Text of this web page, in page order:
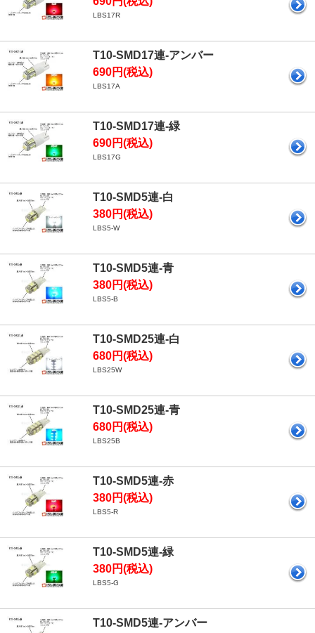
LBS17R
T10-SMD17連-アンバー
690円(税込)
LBS17A
T10-SMD17連-緑
690円(税込)
LBS17G
T10-SMD5連-白
380円(税込)
LBS5-W
T10-SMD5連-青
380円(税込)
LBS5-B
T10-SMD25連-白
680円(税込)
LBS25W
T10-SMD25連-青
680円(税込)
LBS25B
T10-SMD5連-赤
380円(税込)
LBS5-R
T10-SMD5連-緑
380円(税込)
LBS5-G
T10-SMD5連-アンバー